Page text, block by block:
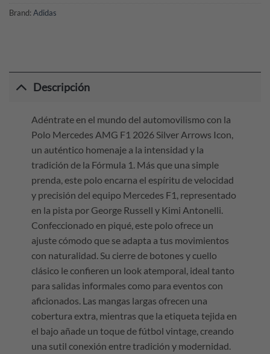
Brand: Adidas
Descripción
Adéntrate en el mundo del automovilismo con la
Polo Mercedes AMG F1 2026 Silver Arrows Icon,
un auténtico homenaje a la intensidad y la
tradición de la Fórmula 1. Más que una simple
prenda, este polo encarna el espíritu de velocidad
y precisión del equipo Mercedes F1, representado
en la pista por George Russell y Kimi Antonelli.
Confeccionado en piqué, este polo ofrece un
ajuste cómodo que se adapta a tus movimientos
con naturalidad. Su cierre de botones y cuello
clásico le confieren un look atemporal, ideal tanto
para salidas informales como para eventos con
aficionados. Las mangas largas ofrecen una
cobertura extra, mientras que la etiqueta tejida en
el bajo añade un toque de fútbol vintage, creando
una sutil conexión entre tradición y modernidad.